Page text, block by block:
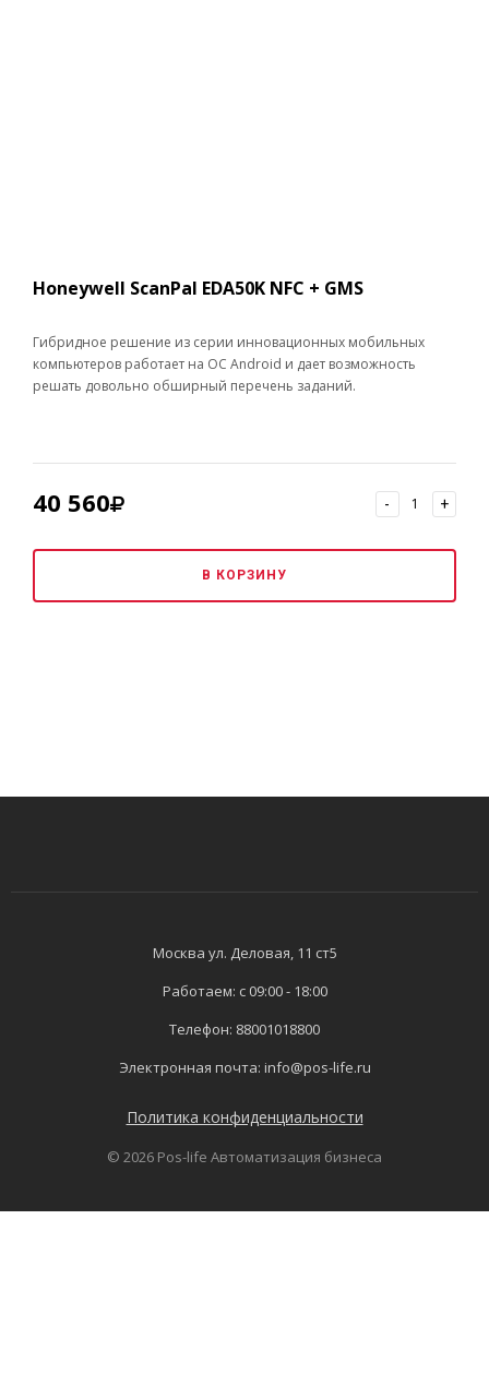
Honeywell ScanPal EDA50K NFC + GMS
Гибридное решение из серии инновационных мобильных
компьютеров работает на ОС Android и дает возможность
решать довольно обширный перечень заданий.
40 560 - +
В КОРЗИНУ
Москва ​ул. Деловая, 11 ст5
Работаем: с 09:00 - 18:00
Телефон: 88001018800
Электронная почта: info@pos-life.ru
Политика конфиденциальности
© 2026 Pos-life Автоматизация бизнеса